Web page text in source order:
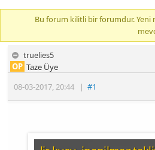
Bu forum kilitli bir forumdur. Yeni
truelies5
08-03-2017,20:44 |#1
OP Taze Üye